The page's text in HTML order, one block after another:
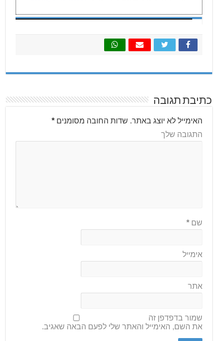
כתיבת תגובה
האימייל לא יוצג באתר. שדות החובה מסומנים*
התגובה שלך
שם*
אימייל
אתר
שמור בדפדפן זה
את השם, האימייל והאתר שלי לפעם הבאה שאגיב.